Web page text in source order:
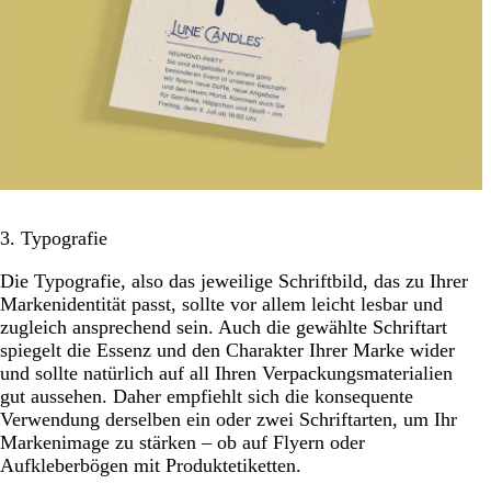
3. Typografie
Die Typografie, also das jeweilige Schriftbild, das zu Ihrer
Markenidentität passt, sollte vor allem leicht lesbar und
zugleich ansprechend sein. Auch die gewählte Schriftart
spiegelt die Essenz und den Charakter Ihrer Marke wider
und sollte natürlich auf all Ihren Verpackungsmaterialien
gut aussehen. Daher empfiehlt sich die konsequente
Verwendung derselben ein oder zwei Schriftarten, um Ihr
Markenimage zu stärken – ob auf Flyern oder
Aufkleberbögen mit Produktetiketten.